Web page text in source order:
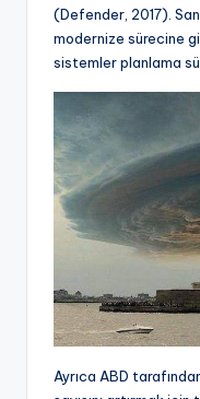
(Defender, 2017).
modernize sürecine
sistemler planlama
Ayrıca ABD